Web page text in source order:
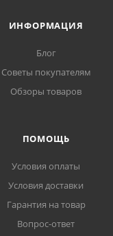
ИНФОРМАЦИЯ
Блог
Советы покупателям
Обзоры товаров
ПОМОЩЬ
Условия оплаты
Условия доставки
Гарантия на товар
Вопрос-ответ